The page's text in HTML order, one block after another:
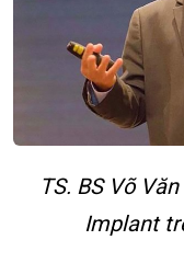
TS. BS Võ
Implant